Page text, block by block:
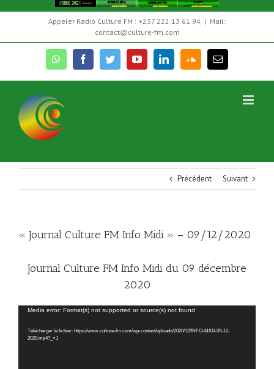
content
Appeler Radio Culture FM : +237 222 13 61 94 | Mail:
contact@culture-fm.com
whatsappfacebooktwitter youtubelinkedinsoundcloud
Email
Précédent Suivant
« Journal Culture FM Info Midi » – 09/12/2020
Journal Culture FM Info Midi du 09 décembre
2020
Lecteur
Media error: Format(s) not supported or source(s) not found
Télécharger le fichier: https://www.culture-fm.com/wp-content/uploads/2020/12/INFO-MIDI-09-12-
2020.mp4?_=1